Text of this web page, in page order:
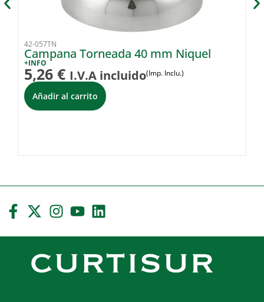
42-057TN
Campana Torneada 40 mm Niquel
+INFO
5,26 € I.V.A incluido(Imp. Inclu.)
Añadir al carrito